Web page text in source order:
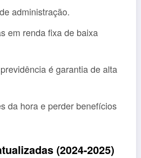
administração.
em renda fixa de baixa
é garantia de alta
da hora e perder benefícios
(2024-2025)